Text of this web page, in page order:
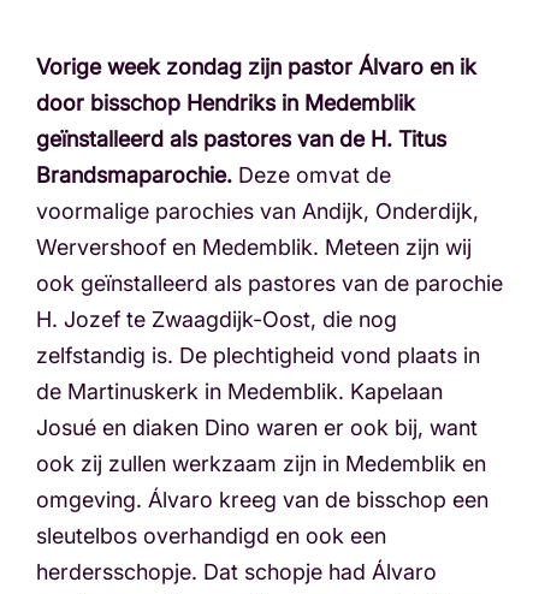
Vorige week zondag zijn pastor Álvaro en ik
door bisschop Hendriks in Medemblik
geïnstalleerd als pastores van de H. Titus
Brandsmaparochie. Deze omvat de
voormalige parochies van Andijk, Onderdijk,
Wervershoof en Medemblik. Meteen zijn wij
ook geïnstalleerd als pastores van de parochie
H. Jozef te Zwaagdijk-Oost, die nog
zelfstandig is. De plechtigheid vond plaats in
de Martinuskerk in Medemblik. Kapelaan
Josué en diaken Dino waren er ook bij, want
ook zij zullen werkzaam zijn in Medemblik en
omgeving. Álvaro kreeg van de bisschop een
sleutelbos overhandigd en ook een
herdersschopje. Dat schopje had Álvaro